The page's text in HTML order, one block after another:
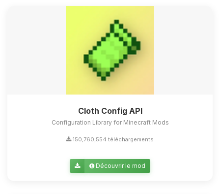
Cloth Config API
Configuration Library for Minecraft Mods
150,760,554 téléchargements
Découvrir le mod